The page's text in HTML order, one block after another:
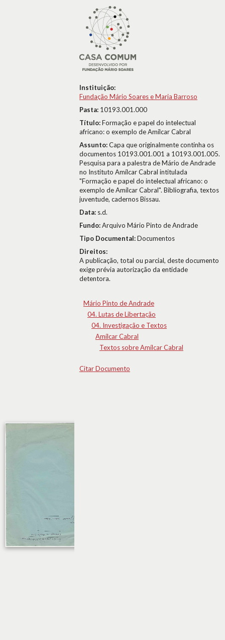
Instituição:
Fundação Mário Soares e Maria Barroso
Pasta: 10193.001.000
Título:Formação e papel do intelectual
africano: o exemplo de Amílcar Cabral
Assunto:Capa que originalmente continha os
documentos 10193.001.001 a 10193.001.005.
Pesquisa para a palestra de Mário de Andrade
no Instituto Amílcar Cabral intitulada
"Formação e papel do intelectual africano: o
exemplo de Amílcar Cabral". Bibliografia, textos
juventude, cadernos Bissau.
Data: s.d.
Fundo:Arquivo Mário Pinto de Andrade
Tipo Documental:Documentos
Direitos:
A publicação, total ou parcial, deste documento
exige prévia autorização da entidade
detentora.
Mário Pinto de Andrade
04. Lutas de Libertação
04. Investigação e Textos
Amílcar Cabral
Textos sobre Amílcar Cabral
Citar Documento